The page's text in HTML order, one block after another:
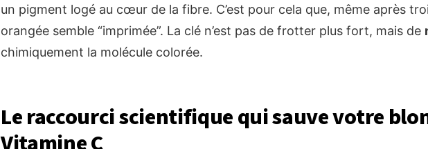
un pigment logé au cœur de la fibre. C’est pour cela que, même après
orangée semble “imprimée”. La clé n’est pas de frotter plus fort, mais de
chimiquement la molécule colorée.
Le raccourci scientifique qui sauve votre